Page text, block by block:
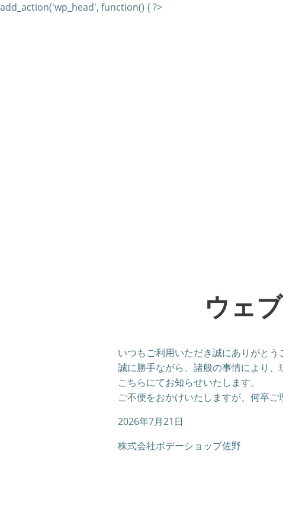
add_action('wp_head', function() { ?>
ウェ
いつもご利用いただき誠にありがとう
誠に勝手ながら、諸般の事情により
こちらにてお知らせいたします。
ご不便をおかけいたしますが、何卒ご
2026年7月21日
株式会社ボデーショップ佐野